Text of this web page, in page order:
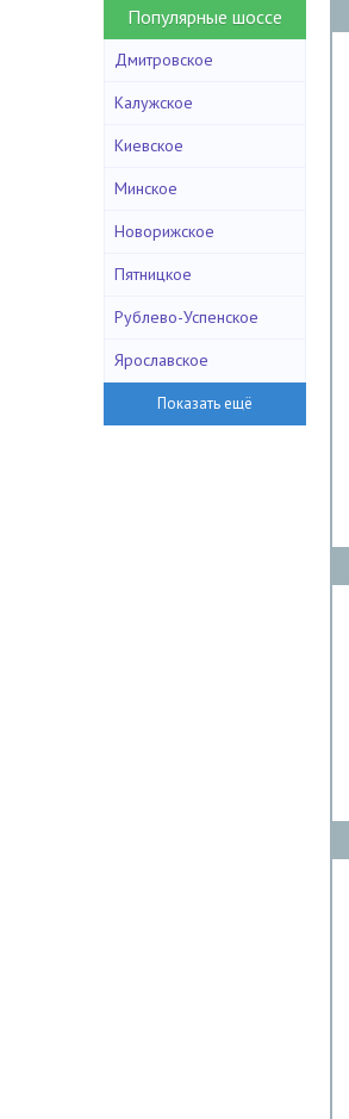
Популярные шоссе
Дмитровское
Калужское
Киевское
Минское
Новорижское
Пятницкое
Рублево-Успенское
Ярославское